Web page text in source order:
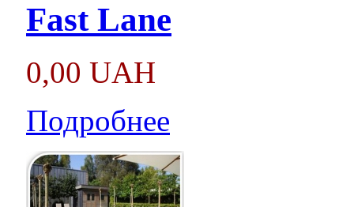
Fast Lane
0,00 UAH
Подробнее